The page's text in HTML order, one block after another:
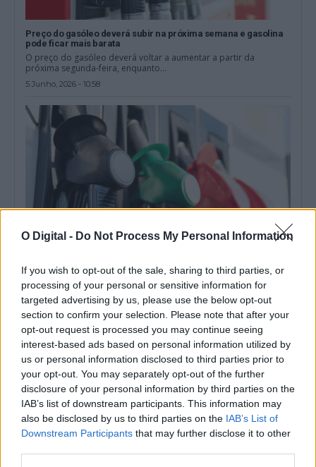
O Digital - Do Not Process My Personal Information
If you wish to opt-out of the sale, sharing to third parties, or
processing of your personal or sensitive information for
targeted advertising by us, please use the below opt-out
section to confirm your selection. Please note that after your
opt-out request is processed you may continue seeing
interest-based ads based on personal information utilized by
us or personal information disclosed to third parties prior to
your opt-out. You may separately opt-out of the further
disclosure of your personal information by third parties on the
IAB’s list of downstream participants. This information may
also be disclosed by us to third parties on the IAB’s List of
Downstream Participants that may further disclose it to other
Preço do gasóleo deverá subir na próxima semana e gasolina
pode ficar mais barata
O preço do gasóleo deverá voltar a aumentar a partir da
próxima segunda-feira, enquanto...
5 Junho, 2026 - 10:58
Combustíveis voltam a subir na próxima semana: gasolina e
gasóleo aumentam dois cêntimos
O preço dos combustíveis deverá voltar a aumentar na próxima
semana, com previsões do...
22 Maio, 2026 - 11:15